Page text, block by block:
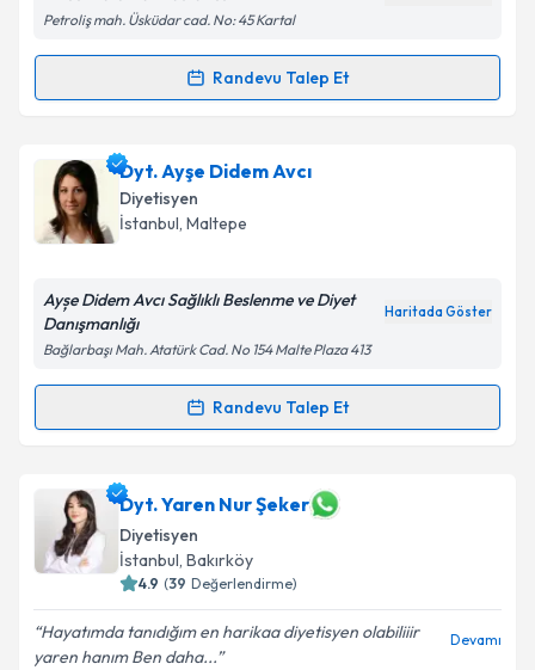
Petroliş mah. Üsküdar cad. No: 45 Kartal
Randevu Talep Et
Randevu Takvimi Talebi
Dyt. Sude Güngöriçin randevu takvimi talebi
oluşturun. Size bu uzmandan randevu almanız için bir
takvim hazırlandığında e-posta ile bilgilendireceğiz.
Kişisel verilerimin işlenmesine ilişkinAydınlatma
'ni okudum ve kişisel verilerimin belirtilen
kapsamda işlenmesini kabul ediyorum.
Takvim Talebini Gönder
Dyt. Ayşe Didem Avcı
Diyetisyen
İstanbul, Maltepe
Ayșe Didem Avcı Sağlıklı Beslenme ve Diyet
Danışmanlığı
Haritada Göster
Bağlarbaşı Mah. Atatürk Cad. No 154 Malte Plaza 413
Randevu Talep Et
Randevu Takvimi Talebi
Dyt. Ayşe Didem Avcıiçin randevu takvimi talebi
oluşturun. Size bu uzmandan randevu almanız için bir
takvim hazırlandığında e-posta ile bilgilendireceğiz.
E-posta Adresiniz
Dyt. Yaren Nur Şeker
Diyetisyen
İstanbul, Bakırköy
4.9 (39 Değerlendirme)
Hayatımda tanıdığım en harikaa diyetisyen olabiliiir
yaren hanım Ben daha...
Devamı